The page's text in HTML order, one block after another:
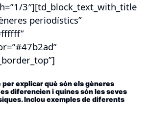
3″][td_block_text_with_title
periodístics”
explicar què són els gèneres
diferencien i quines són les seves
Inclou exemples de diferents